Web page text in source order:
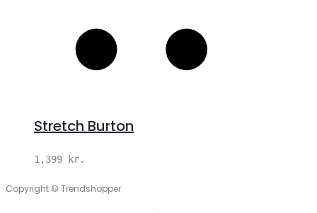
Stretch Burton
1,399 kr.
Copyright © Trendshopper